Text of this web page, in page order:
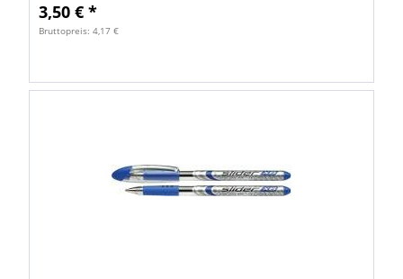
3,50 € *
Bruttopreis: 4,17 €